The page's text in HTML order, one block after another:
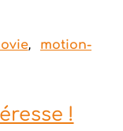
, motion-
!